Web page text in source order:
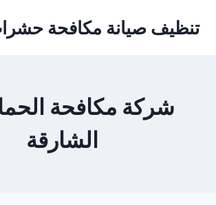
تنظيف صيانة مكافحة
شركة مكافحة
الشارقة